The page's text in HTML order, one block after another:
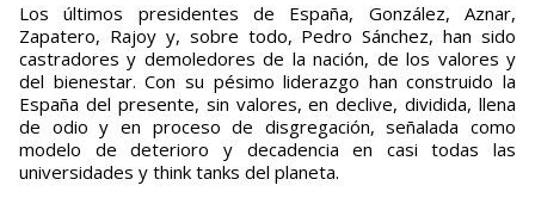
Los últimos presidentes de España, González, Aznar,
Zapatero, Rajoy y, sobre todo, Pedro Sánchez, han sido
castradores y demoledores de la nación, de los valores y
del bienestar. Con su pésimo liderazgo han construido la
España del presente, sin valores, en declive, dividida, llena
de odio y en proceso de disgregación, señalada como
modelo de deterioro y decadencia en casi todas las
universidades y think tanks del planeta.